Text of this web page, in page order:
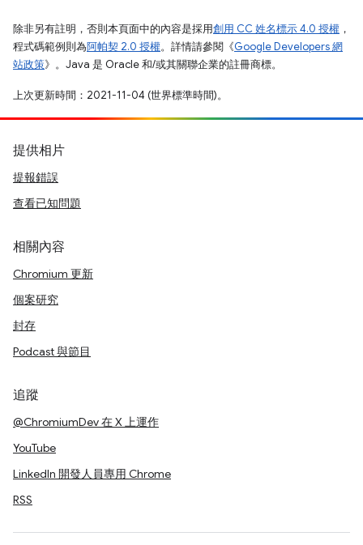
除非另有註明，否則本頁面中的內容是採用創用 CC 姓名標示 4.0 授權 ，
程式碼範例則為阿帕契 2.0 授權。詳情請參閱《Google Developers 網
站政策》。Java 是 Oracle 和/或其關聯企業的註冊商標。
上次更新時間：2021-11-04 (世界標準時間)。
提供相片
提報錯誤
查看已知問題
相關內容
Chromium 更新
個案研究
封存
Podcast 與節目
追蹤
@ChromiumDev 在 X 上運作
YouTube
LinkedIn 開發人員專用 Chrome
RSS